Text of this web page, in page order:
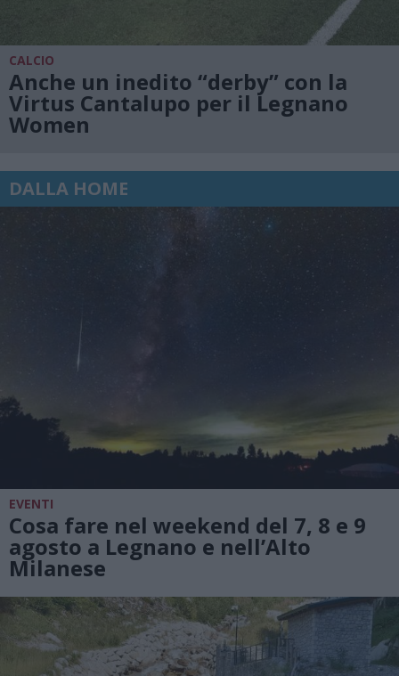
CALCIO
Anche un inedito “derby” con la
Virtus Cantalupo per il Legnano
Women
DALLA HOME
EVENTI
Cosa fare nel weekend del 7, 8 e 9
agosto a Legnano e nell’Alto
Milanese